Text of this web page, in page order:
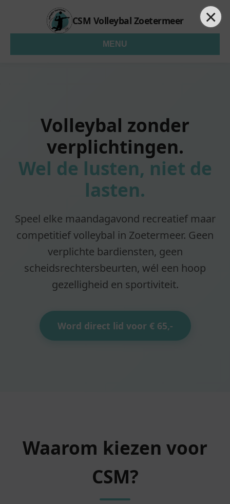
×
CSM Volleybal Zoetermeer
MENU
Volleybal zonder
verplichtingen.
Wel de lusten, niet de
lasten.
Speel elke maandagavond recreatief maar
competitief volleybal in Zoetermeer. Geen
verplichte bardiensten, geen
scheidsrechtersbeurten, wél een hoop
gezelligheid en sportiviteit.
Word direct lid voor € 65,-
Waarom kiezen voor
CSM?